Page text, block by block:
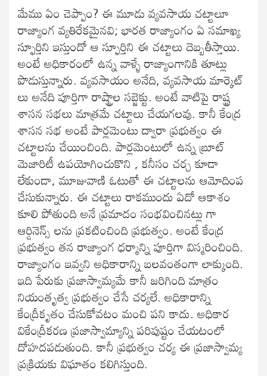
మేము ఏం చెప్పాం? ఈ మూడు వ్యవసాయ చట్టాలూ
రాజ్యాంగ వ్యతిరేకమైనవి; భారత రాజ్యాంగం ఏ సమాఖ్య
స్ఫూర్తిని ఇస్తుందో ఆ స్ఫూర్తిని ఈ చట్టాలు దెబ్బతీస్తాయి.
అంటే అధికారంలో ఉన్న వాళ్ళే రాజ్యాంగానికి తూట్లు
పొడుస్తున్నారు. వ్యవసాయం అనేది, వ్యవసాయ మార్కెట్
లు అనేది పూర్తిగా రాష్ట్రాల సబ్జెక్టు. అంటే వాటిపై రాష్ట్ర
శాసన సభలు మాత్రమే చట్టాలు చేయగలవు. కానీ కేంద్ర
శాసన సభ అంటే పార్లమెంటు ద్వారా ప్రభుత్వం ఈ
చట్టాలను చేయించింది. పార్లమెంటులో ఉన్న బ్రూట్
మెజారిటీ ఉపయోగించుకొని , కనీసం చర్చ కూడా
లేకుండా, మూజువాణి ఓటుతో ఈ చట్టాలను ఆమోదింప
చేసుకున్నారు. ఈ చట్టాలు రాకముందు ఏదో ఆకాశం
కూలి పోతుంది అనే ప్రమాదం సంభవించినట్లు గా
ఆర్డినెన్స్ లను ప్రకటించింది ప్రభుత్వం. అంటే కేంద్ర
ప్రభుత్వం తన రాజ్యాంగ ధర్మాన్ని పూర్తిగా విస్మరించింది.
రాజ్యాంగం ఇవ్వని అధికారాన్ని బలవంతంగా లాక్కుంది.
ఇది పేరుకు ప్రజాస్వామ్యమే కానీ జరిగింది మాత్రం
నియంతృత్వ ప్రభుత్వం చేసే చర్యలే. అధికారాన్ని
కేంద్రీకృతం చేసుకోవటం మంచి పని కాదు. అధికార
వికేంద్రీకరణ ప్రజాస్వామ్యాన్ని పరిపుష్టం చేయటంలో
దోహదపడుతుంది. కానీ ప్రభుత్వం చర్య ఈ ప్రజాస్వామ్య
ప్రక్రియకు విఘాతం కలిగిస్తుంది.